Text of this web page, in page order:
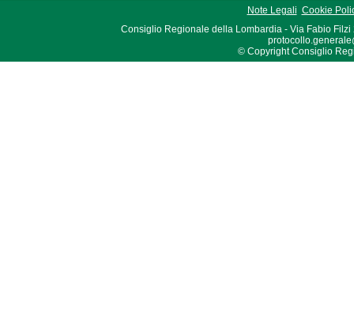
Note Legali Cookie
Consiglio Regionale della Lombardia - Via Fabio Filzi
© Copyright Consiglio